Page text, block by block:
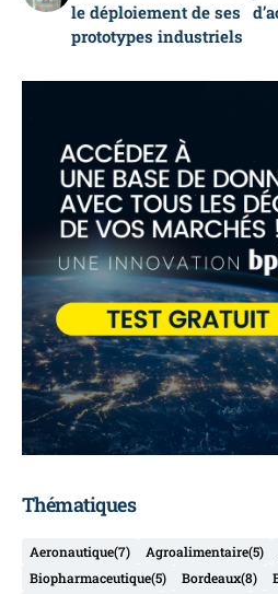
le déploiement de ses
prototypes industriels
Thématiques
Aeronautique(7) Agroalimentaire(5)
Biopharmaceutique(5) Bordeaux(8)